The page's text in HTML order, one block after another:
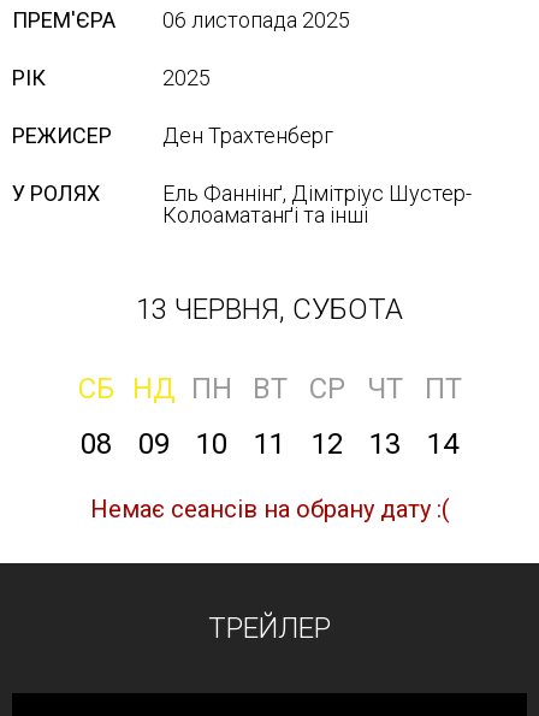
ПРЕМ'ЄРА 06 листопада 2025
РІК 2025
РЕЖИСЕР Ден Трахтенберг
У РОЛЯХ
Ель Фаннінґ, Дімітріус Шустер-
Колоаматанґі та інші
13 ЧЕРВНЯ, СУБОТА
СБ НД ПН ВТ СР ЧТ
ПТ
08
09 10 11 12 13 14
Немає сеансів на обрану дату :(
ТРЕЙЛЕР